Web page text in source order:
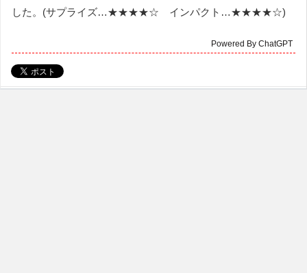
した。(サプライズ…★★★★☆ インパクト…★★★★☆)
Powered By ChatGPT